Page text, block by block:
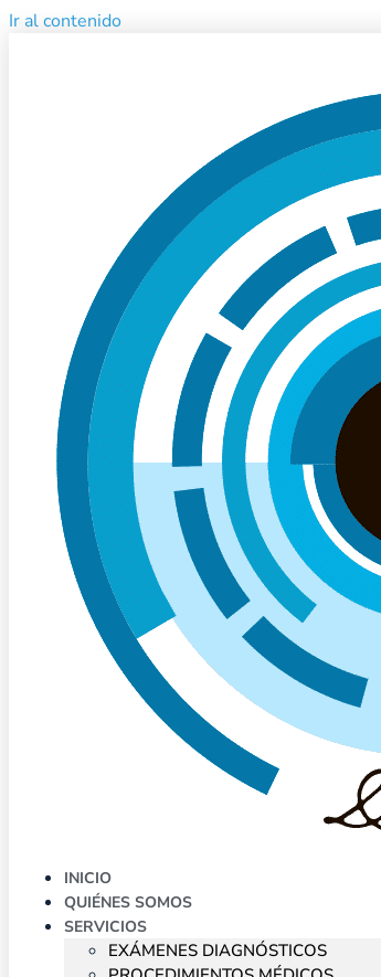
Ir al contenido
INICIO
QUIÉNES SOMOS
SERVICIOS
EXÁMENES DIAGNÓSTICOS